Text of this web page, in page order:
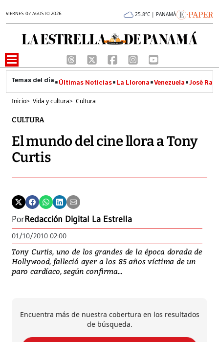
VIERNES 07 AGOSTO 2026 25.8°C | PANAMÁ
Últimas Noticias La Llorona Venezuela José
Inicio> Vida y cultura> Cultura
CULTURA
El mundo del cine llora a Tony
Curtis
PorRedacción Digital La Estrella
01/10/2010 02:00
Tony Curtis, uno de los grandes de la época dorada de
Hollywood, falleció ayer a los 85 años víctima de un
paro cardíaco, según confirma...
Encuentra más de nuestra cobertura en los resultados
de búsqueda.